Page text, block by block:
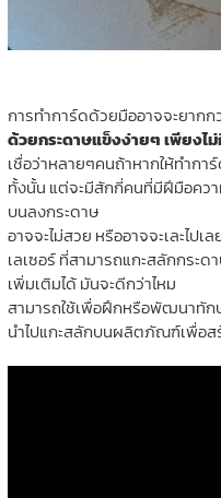
การทำการ์ดด้วยมืออาจจะยากก
ด้วยกระดาษแข็งง่ายๆ เพียงไ
เชื่อว่าหลายๆคนถ้าหากให้ทำกา
ทั้งนั้น แต่จะมีสักกี่คนที่มีฝีมือคว
บนลงกระดาษ
อาจจะไม่สวย หรืออาจจะเละไป
เลเซอร์ ที่สามารถแกะสลักกระ
เพิ่มเติมได้ มันจะดีกว่าไหม
สามารถใช้เพื่อฝึกหรือพัฒนาทั
นำไปแกะสลักบนผลิตภัณฑ์เพื่อ